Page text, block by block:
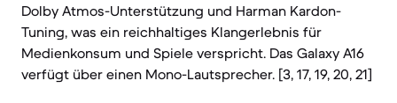
Dolby Atmos-Unterstützung und Harman Kardon-
Tuning, was ein reichhaltiges Klangerlebnis für
Medienkonsum und Spiele verspricht. Das Galaxy A16
verfügt über einen Mono-Lautsprecher. [3, 17, 19, 20, 21]